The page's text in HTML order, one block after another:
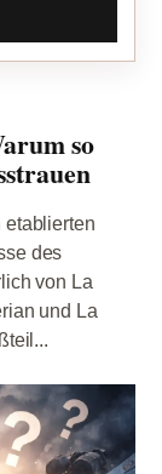
so
etablierten
des
von La
und La